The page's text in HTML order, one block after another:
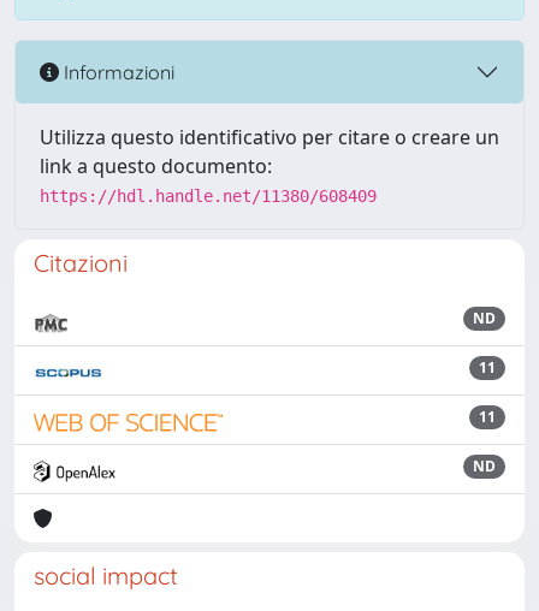
Informazioni
Utilizza questo identificativo per citare o creare un
link a questo documento:
https://hdl.handle.net/11380/608409
Citazioni
ND
11
11
ND
social impact